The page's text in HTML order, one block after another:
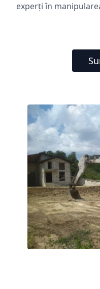
experți în